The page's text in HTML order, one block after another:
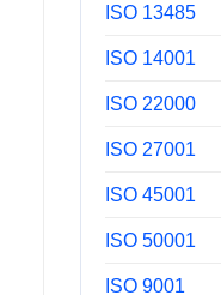
ISO 13485
ISO 14001
ISO 22000
ISO 27001
ISO 45001
ISO 50001
ISO 9001